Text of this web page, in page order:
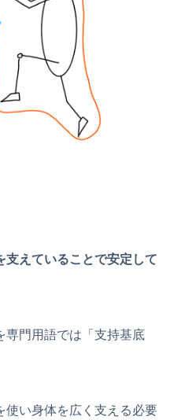
支えていることで安定して
専門用語では「支持基底
使い身体を広く支える必要